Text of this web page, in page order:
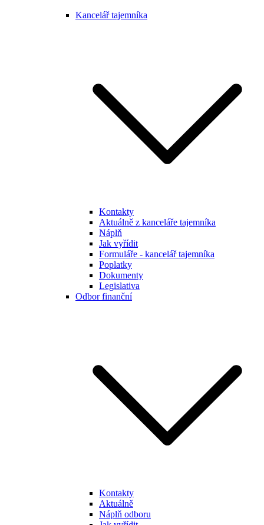
Kancelář tajemníka
Kontakty
Aktuálně z kanceláře tajemníka
Náplň
Jak vyřídit
Formuláře - kancelář tajemníka
Poplatky
Dokumenty
Legislativa
Odbor finanční
Kontakty
Aktuálně
Náplň odboru